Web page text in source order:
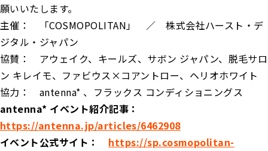
願いいたします。
主催： 「COSMOPOLITAN」 ／ 株式会社ハースト・デ
ジタル・ジャパン
協賛： アウェイク、キールズ、サボン ジャパン、脱毛サロ
ン キレイモ、ファビウス×コアントロー、ヘリオホワイト
協力： antenna* 、フラックス コンディショニングス
antenna* イベント紹介記事：
https://antenna.jp/articles/6462908
イベント公式サイト： https://sp.cosmopolitan-